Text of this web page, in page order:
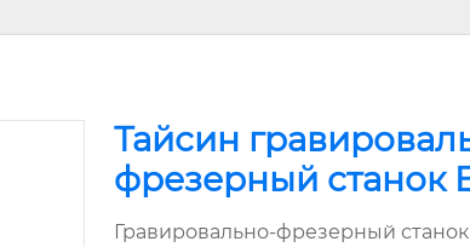
Тайсин
фрезерный станок
Гравировально-фрезерный